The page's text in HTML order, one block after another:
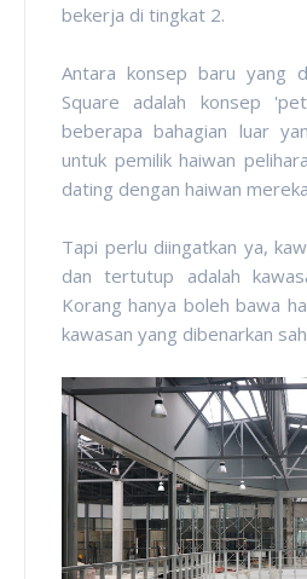
bekerja di tingkat 2.
Antara konsep baru yang
Square adalah konsep
beberapa bahagian luar
untuk pemilik haiwan
dating dengan haiwan
Tapi perlu diingatkan ya,
dan tertutup adalah
Korang hanya boleh bawa
kawasan yang dibenarkan